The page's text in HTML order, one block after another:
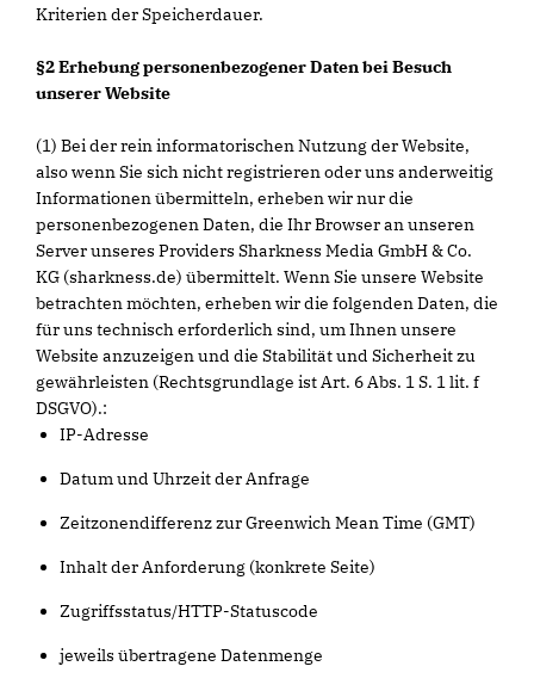
Kriterien der Speicherdauer.
§2 Erhebung personenbezogener Daten bei Besuch
unserer Website
(1) Bei der rein informatorischen Nutzung der Website,
also wenn Sie sich nicht registrieren oder uns anderweitig
Informationen übermitteln, erheben wir nur die
personenbezogenen Daten, die Ihr Browser an unseren
Server unseres Providers Sharkness Media GmbH & Co.
KG (sharkness.de) übermittelt. Wenn Sie unsere Website
betrachten möchten, erheben wir die folgenden Daten, die
für uns technisch erforderlich sind, um Ihnen unsere
Website anzuzeigen und die Stabilität und Sicherheit zu
gewährleisten (Rechtsgrundlage ist Art. 6 Abs. 1 S. 1 lit. f
DSGVO).:
IP-Adresse
Datum und Uhrzeit der Anfrage
Zeitzonendifferenz zur Greenwich Mean Time (GMT)
Inhalt der Anforderung (konkrete Seite)
Zugriffsstatus/HTTP-Statuscode
jeweils übertragene Datenmenge